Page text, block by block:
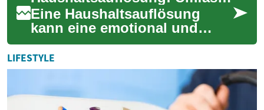
Eine Haushaltsauflösung
kann eine emotional und
logistisch herausfordernde
Aufgabe sein. Ob nach einem
Todesfall, bei...
LIFESTYLE